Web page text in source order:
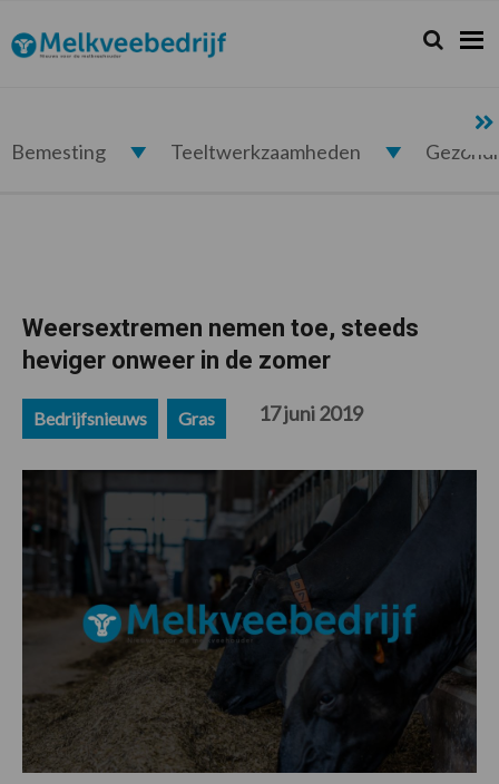
de
hoofdnavigatie
de
hoofd
de
eerste
de
voettekst
Melkveebedrijf.nl Zoeken...
Zoek
Bemesting Teeltwerkzaamheden
Weersextremen nemen toe, steeds
heviger onweer in de zomer
Bedrijfsnieuws Gras 17 juni 2019